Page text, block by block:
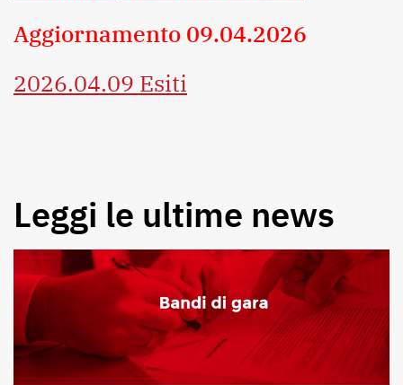
Aggiornamento 09.04.2026
2026.04.09 Esiti
Leggi le ultime news